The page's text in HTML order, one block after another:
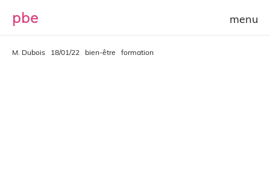
pbe
M. Dubois 18/01/22 bien-être formation